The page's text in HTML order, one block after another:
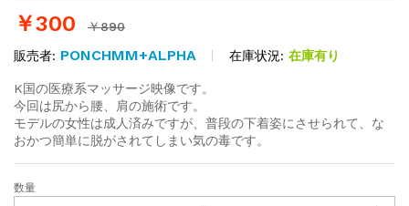
￥300 ￥890
販売者: PONCHMM+ALPHA 在庫状況: 在庫有り
K国の医療系マッサージ映像です。
今回は尻から腰、肩の施術です。
モデルの女性は成人済みですが、普段の下着姿にさせられて、な
おかつ簡単に脱がされてしまい気の毒です。
K
数量